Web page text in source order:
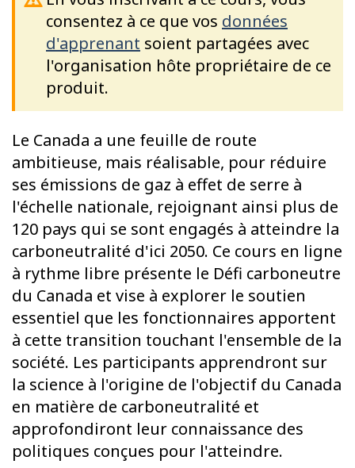
consentez à ce que vos données
d'apprenant soient partagées avec
l'organisation hôte propriétaire de ce
produit.
Le Canada a une feuille de route
ambitieuse, mais réalisable, pour réduire
ses émissions de gaz à effet de serre à
l'échelle nationale, rejoignant ainsi plus de
120 pays qui se sont engagés à atteindre la
carboneutralité d'ici 2050. Ce cours en ligne
à rythme libre présente le Défi carboneutre
du Canada et vise à explorer le soutien
essentiel que les fonctionnaires apportent
à cette transition touchant l'ensemble de la
société. Les participants apprendront sur
la science à l'origine de l'objectif du Canada
en matière de carboneutralité et
approfondiront leur connaissance des
politiques conçues pour l'atteindre.